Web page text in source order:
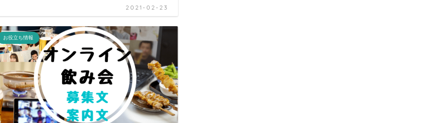
2021-02-23
お役立ち情報